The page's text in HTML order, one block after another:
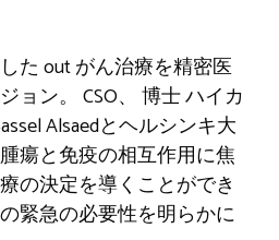
たoutがん治療を精密医
ン。 CSO、 博士ハイカ
Alsaedとヘルシンキ大
瘍と免疫の相互作用に焦
の決定を導くことができ
緊急の必要性を明らかに